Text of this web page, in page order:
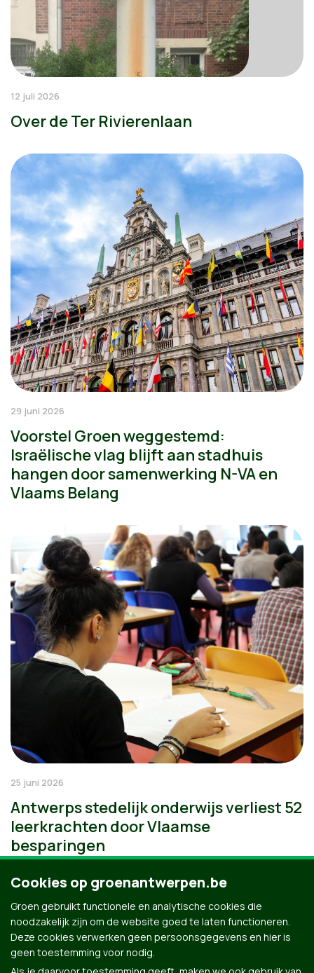
12 juli 2026
Over de Ter Rivierenlaan
29 juni 2026
Voorstel Groen weggestemd:
Israëlische vlag blijft aan stadhuis
hangen door samenwerking N-VA en
Vlaams Belang
25 juni 2026
Antwerps stedelijk onderwijs verliest 52
leerkrachten door Vlaamse
besparingen
Cookies op groenantwerpen.be
Groen gebruikt functionele en analytische cookies die
noodzakelijk zijn om de website goed te laten functioneren.
Deze cookies verwerken geen persoonsgegevens en hier is
geen toestemming voor nodig.